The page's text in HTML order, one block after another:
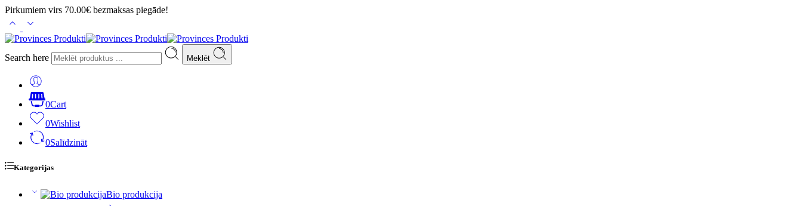
Pirkumiem virs 70.00€ bezmaksas piegāde!
Search here Meklēt
0Cart
0Wishlist
0Salīdzināt
Kategorijas
Bio produkcija